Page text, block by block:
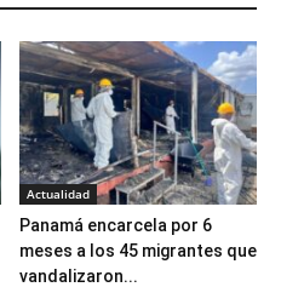
Actualidad
Panamá encarcela por 6
meses a los 45 migrantes que
vandalizaron...